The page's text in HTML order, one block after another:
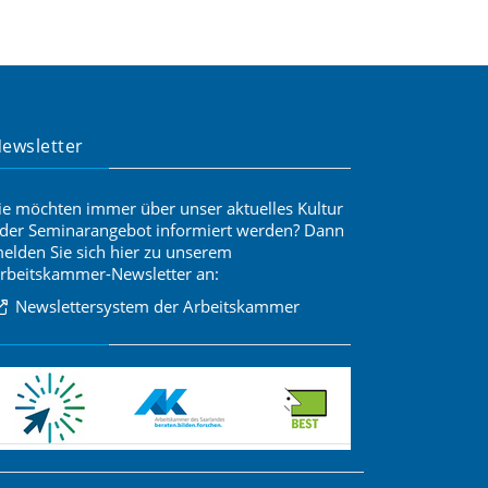
möchten immer über unser aktuelles Kultur
Seminarangebot informiert werden? Dann
Sie sich hier zu unserem
Newsletter an:
Newslettersystem der Arbeitskammer